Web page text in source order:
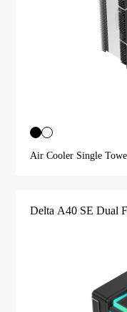
Air Cooler Single
Delta A40 SE Dual